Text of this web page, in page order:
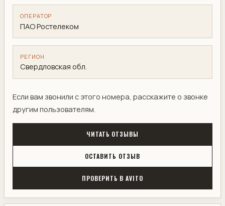
ОПЕРАТОР
ПАО Ростелеком
РЕГИОН
Свердловская обл.
Если вам звонили с этого номера, расскажите о звонке
другим пользователям.
ЧИТАТЬ ОТЗЫВЫ
ОСТАВИТЬ ОТЗЫВ
ПРОВЕРИТЬ В AVITO